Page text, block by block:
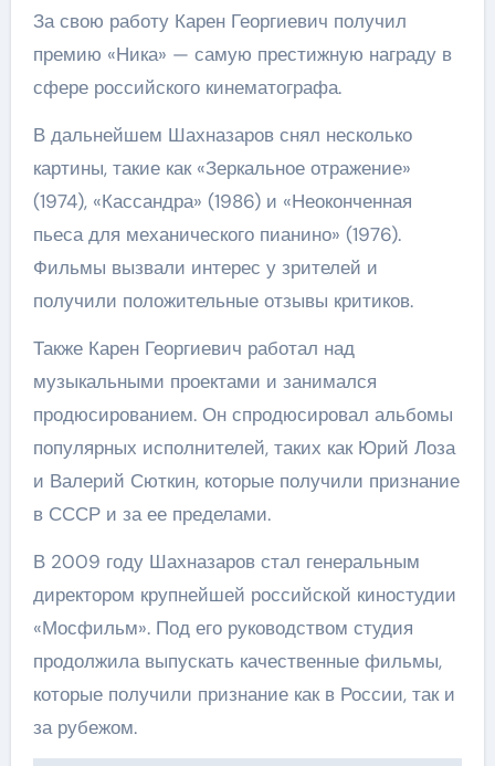
За свою работу Карен Георгиевич получил
премию «Ника» — самую престижную награду в
сфере российского кинематографа.
В дальнейшем Шахназаров снял несколько
картины, такие как «Зеркальное отражение»
(1974), «Кассандра» (1986) и «Неоконченная
пьеса для механического пианино» (1976).
Фильмы вызвали интерес у зрителей и
получили положительные отзывы критиков.
Также Карен Георгиевич работал над
музыкальными проектами и занимался
продюсированием. Он спродюсировал альбомы
популярных исполнителей, таких как Юрий Лоза
и Валерий Сюткин, которые получили признание
в СССР и за ее пределами.
В 2009 году Шахназаров стал генеральным
директором крупнейшей российской киностудии
«Мосфильм». Под его руководством студия
продолжила выпускать качественные фильмы,
которые получили признание как в России, так и
за рубежом.